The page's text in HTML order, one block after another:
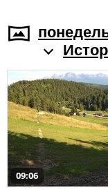
09:06